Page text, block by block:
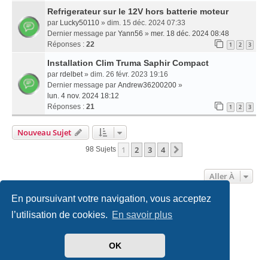
En poursuivant votre navigation, vous acceptez
l’utilisation de cookies. En savoir plus
OK
Refrigerateur sur le 12V hors batterie moteur
par Lucky50110 » dim. 15 déc. 2024 07:33
Dernier message par Yann56 » mer. 18 déc. 2024 08:48
Réponses : 22 1 2 3
Installation Clim Truma Saphir Compact
par rdelbet» dim. 26 févr. 2023 19:16
Dernier message par Andrew36200200 »
lun. 4 nov. 2024 18:12
Réponses : 21 1 2 3
Nouveau Sujet
98 Sujets 1 2 3 4
Aller À
Accueil Politiques & cookies
phpBB® Forum Software © phpBB Limited
created by INVENTEA & v12mike